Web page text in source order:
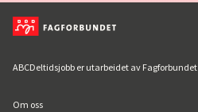
ABCDeltidsjobb er utarbeidet av Fagforbundet
Om oss